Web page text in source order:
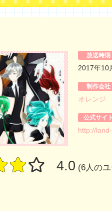
放送時期
2017年10
制作会社
オレンジ
公式サイ
http://
4.0 (6人の